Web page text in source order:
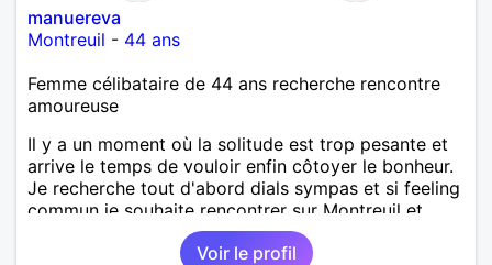
manuereva
Montreuil - 44 ans
Femme célibataire de 44 ans recherche rencontre
amoureuse
Il y a un moment où la solitude est trop pesante et
arrive le temps de vouloir enfin côtoyer le bonheur.
Je recherche tout d'abord dials sympas et si feeling
commun je souhaite rencontrer sur Montreuil et
secteur alentours, pourquoi pas.
Voir le profil